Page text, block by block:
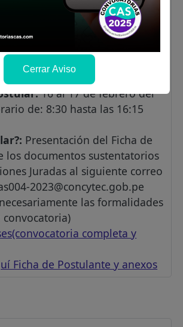
planificación,
tolerancia a trabajo bajo
Sede Central CONCYTEC
Soles
16 al 17 de febrero del
de: 8:30 hasta las 16:15
Presentación del Ficha de
los documentos sustentatorios
Juradas al siguiente correo
2023@concytec.gob.pe
las formalidades
completa y
Ficha de Postulante y anexos
Cerrar Aviso